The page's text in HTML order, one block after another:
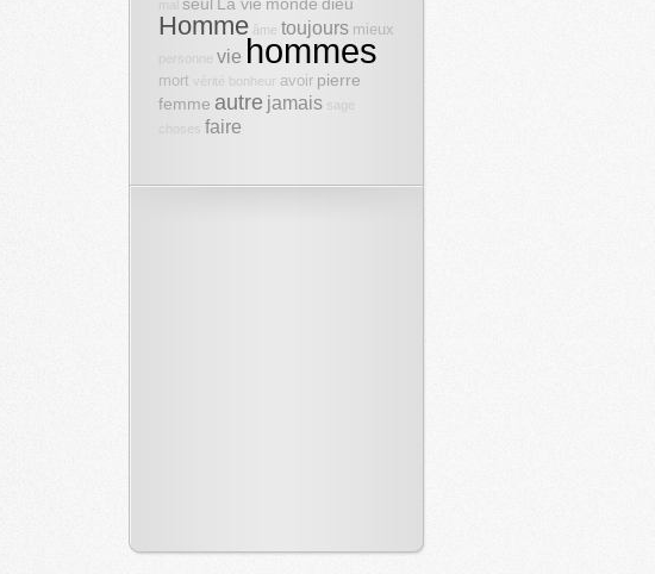
Homme âme toujours mieux
vie hommes
mort vérité bonheur avoir pierre
femme autre jamais sage
faire